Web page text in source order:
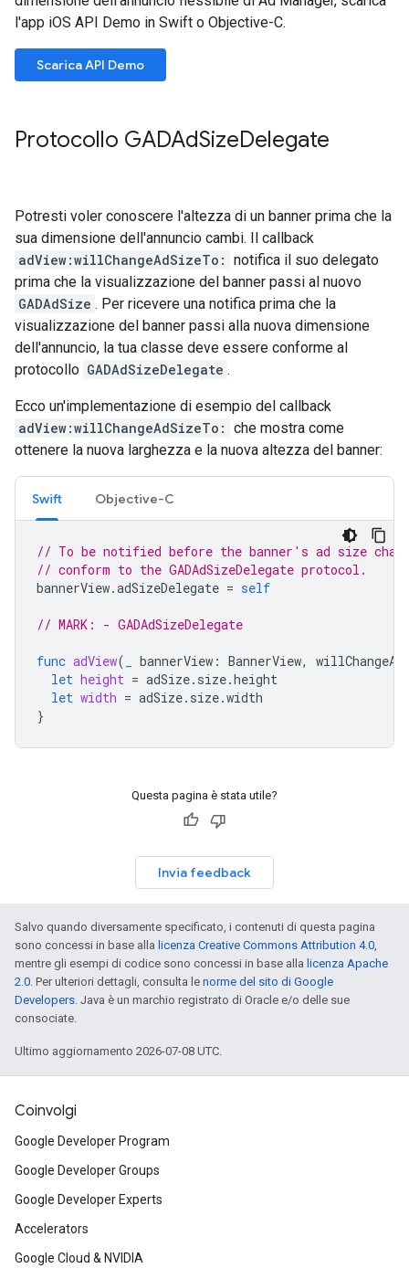
l'app iOS API Demo in Swift o Objective-C.
Scarica API Demo
Protocollo GADAdSizeDelegate
Potresti voler conoscere l'altezza di un banner prima che la
sua dimensione dell'annuncio cambi. Il callback
adView:willChangeAdSizeTo: notifica il suo delegato
prima che la visualizzazione del banner passi al nuovo
GADAdSize . Per ricevere una notifica prima che la
visualizzazione del banner passi alla nuova dimensione
dell'annuncio, la tua classe deve essere conforme al
protocollo GADAdSizeDelegate .
Ecco un'implementazione di esempio del callback
adView:willChangeAdSizeTo: che mostra come
ottenere la nuova larghezza e la nuova altezza del banner:
Swift Objective-C
// To be notified before the banner's ad size
// conform to the GADAdSizeDelegate protocol.
bannerView.adSizeDelegate = self
// MARK: - GADAdSizeDelegate
func adView( bannerView : BannerView,
let height = adSize. size.height
let width = adSize. size.width
}
Questa pagina è stata utile?
Invia feedback
Salvo quando diversamente specificato, i contenuti di questa pagina
sono concessi in base alla licenza Creative Commons Attribution 4.0,
mentre gli esempi di codice sono concessi in base alla licenza Apache
2.0. Per ulteriori dettagli, consulta le norme del sito di Google
Developers. Java è un marchio registrato di Oracle e/o delle sue
consociate.
Ultimo aggiornamento 2026-07-08 UTC.
Coinvolgi
Google Developer Program
Google Developer Groups
Google Developer Experts
Accelerators
Google Cloud & NVIDIA